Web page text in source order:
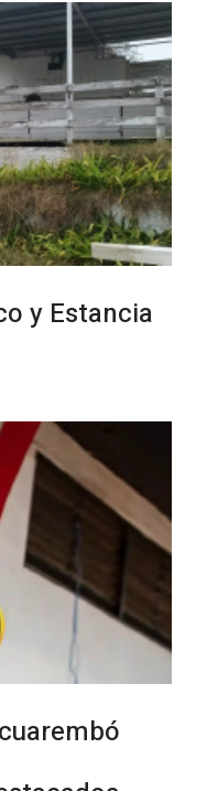
personas
el